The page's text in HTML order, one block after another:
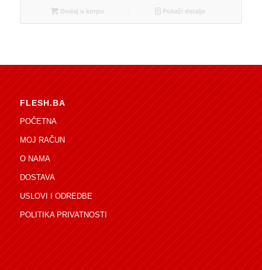
Dodaj u korpu Pokaži detalje
FLESH.BA
POČETNA
MOJ RAČUN
O NAMA
DOSTAVA
USLOVI I ODREDBE
POLITIKA PRIVATNOSTI